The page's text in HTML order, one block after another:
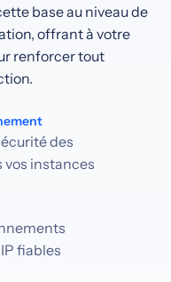
base au niveau de
offrant à votre
renforcer tout
des
instances
fiables